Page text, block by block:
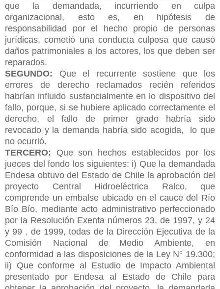
que la demandada, incurriendo en culpa
organizacional, esto es, en hipótesis de
responsabilidad por el hecho propio de personas
jurídicas, cometió una conducta culposa que causó
daños patrimoniales a los actores, los que deben ser
reparados.
SEGUNDO: Que el recurrente sostiene que los
errores de derecho reclamados recién referidos
habrían influido sustancialmente en lo dispositivo del
fallo, porque, si se hubiere aplicado correctamente el
derecho, el fallo de primer grado habría sido
revocado y la demanda habría sido acogida, lo que
no ocurrió.
TERCERO: Que son hechos establecidos por los
jueces del fondo los siguientes: i) Que la demandada
Endesa obtuvo del Estado de Chile la aprobación del
proyecto Central Hidroeléctrica Ralco, que
comprende un embalse ubicado en el cauce del Río
Bío Bío, mediante acto administrativo perfeccionado
por la Resolución Exenta números 23, de 1997, y 24
y 99 , de 1999, todas de la Dirección Ejecutiva de la
Comisión Nacional de Medio Ambiente, en
conformidad a las disposiciones de la Ley N° 19.300;
ii) Que conforme al Estudio de Impacto Ambiental
presentado por Endesa al Estado de Chile para